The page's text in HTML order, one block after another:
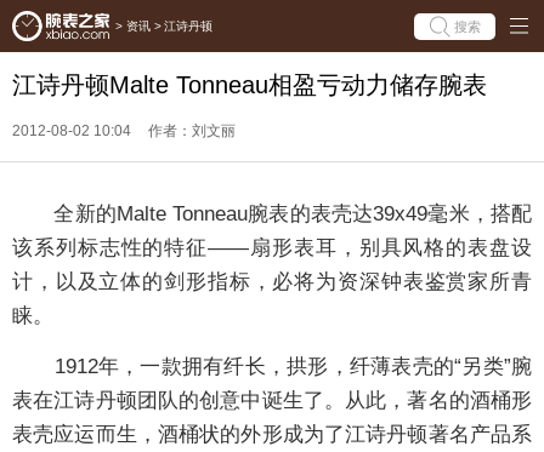
> 资讯 > 江诗丹顿 搜索
江诗丹顿Malte Tonneau相盈亏动力储存腕表
2012-08-02 10:04 作者：刘文丽
全新的Malte Tonneau腕表的表壳达39x49毫米，搭配
该系列标志性的特征——扇形表耳，别具风格的表盘设
计，以及立体的剑形指标，必将为资深钟表鉴赏家所青
睐。
1912年，一款拥有纤长，拱形，纤薄表壳的“另类”腕
表在江诗丹顿团队的创意中诞生了。从此，著名的酒桶形
表壳应运而生，酒桶状的外形成为了江诗丹顿著名产品系